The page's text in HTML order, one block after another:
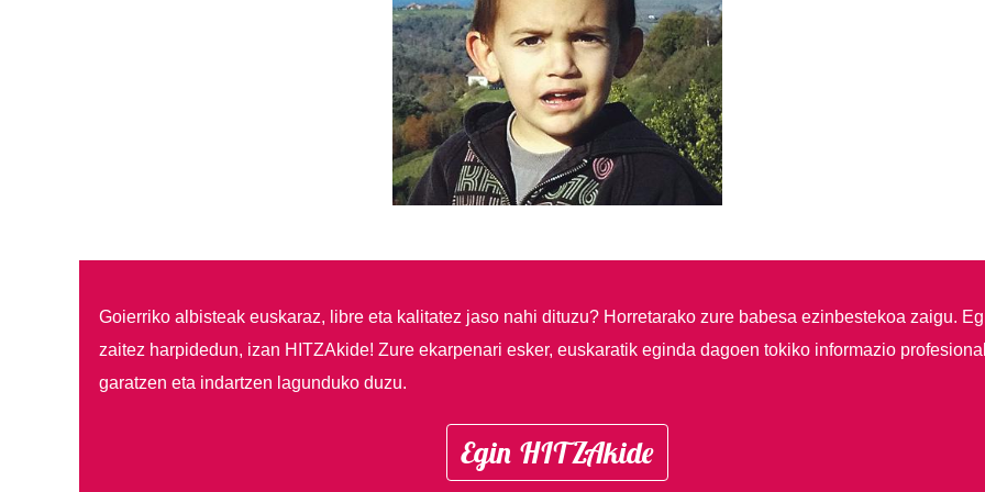
Goierriko albisteak euskaraz, libre eta kalitatez jaso nahi dituzu? Horretarako zure babesa ezinbestekoa zaigu.
zaitez harpidedun, izan HITZAkide! Zure ekarpenari esker, euskaratik eginda dagoen tokiko informazio
garatzen eta indartzen lagunduko duzu.
Egin HITZAkide